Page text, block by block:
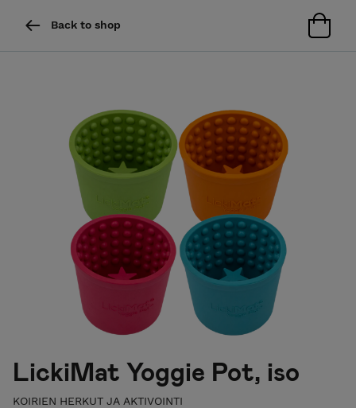
Back to shop
LickiMat Yoggie Pot, iso
KOIRIEN HERKUT JA AKTIVOINTI